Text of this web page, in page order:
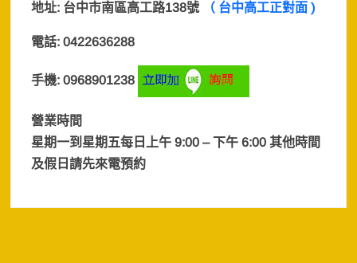
地址: 台中市南區高工路138號 （ 台中高工正對面 )
電話: 0422636288
手機: 0968901238
營業時間
星期一到星期五每日上午 9:00 – 下午 6:00 其他時間
及假日請先來電預約